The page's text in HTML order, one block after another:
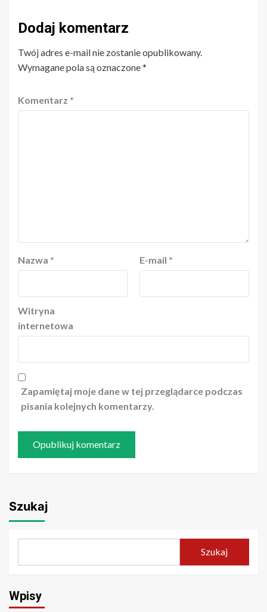
Dodaj komentarz
Twój adres e-mail nie zostanie opublikowany.
Wymagane pola są oznaczone*
Komentarz *
Nazwa * E-mail *
Witryna
internetowa
Zapamiętaj moje dane w tej przeglądarce podczas
pisania kolejnych komentarzy.
Szukaj
Szukaj
Wpisy